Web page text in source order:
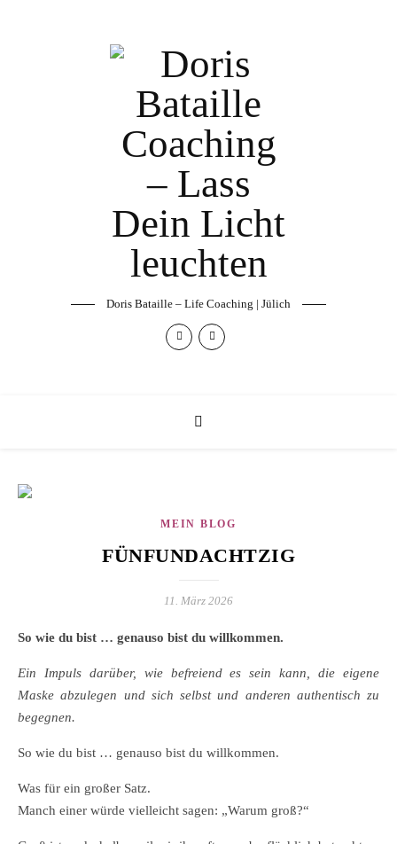
Doris Bataille – Life Coaching | Jülich
MEIN BLOG
FÜNFUNDACHTZIG
11. März 2026
So wie du bist … genauso bist du willkommen.
Ein Impuls darüber, wie befreiend es sein kann, die eigene
Maske abzulegen und sich selbst und anderen authentisch zu
begegnen.
So wie du bist … genauso bist du willkommen.
Was für ein großer Satz.
Manch einer würde vielleicht sagen: „Warum groß?“